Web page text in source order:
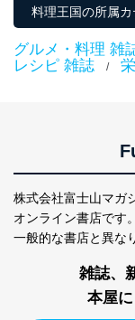
No
個人情報
2
当社にお問
いただいた方
人情報
当社カスタ
料理王国の所属
グルメ・料理 雑
レシピ 雑誌 /
株式会社富士山マガ
オンライン書店です。
一般的な書店と異な
雑誌、
本屋